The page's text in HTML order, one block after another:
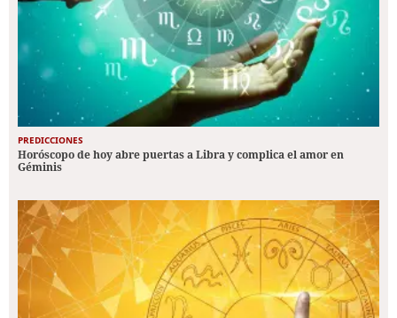
PREDICCIONES
Horóscopo de hoy abre puertas a Libra y complica el amor en
Géminis